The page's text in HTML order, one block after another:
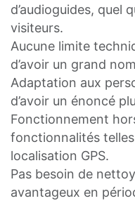
d’audioguides, quel
visiteurs.
Aucune limite
d’avoir un grand
Adaptation aux
d’avoir un énoncé
Fonctionnement
fonctionnalités
localisation GPS.
Pas besoin de
avantageux en